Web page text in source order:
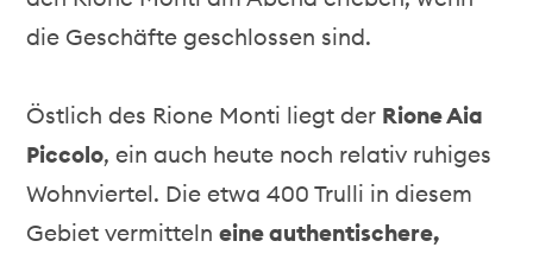
die Geschäfte geschlossen sind.
Östlich des Rione Monti liegt der Rione Aia
Piccolo, ein auch heute noch relativ ruhiges
Wohnviertel. Die etwa 400 Trulli in diesem
Gebiet vermittelneine authentischere,